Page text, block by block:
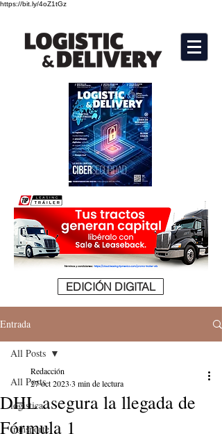
https://bit.ly/4oZ1tGz
EDICIÓN DIGITAL
Entrada
All Posts
logistica
transporte
All Posts
DHL asegura la llegada de
Fórmula 1
Redacción
27 oct 2023 3 min de lectura